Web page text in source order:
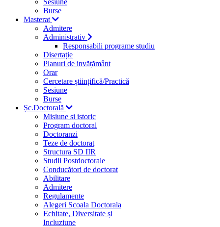
Sesiune
Burse
Masterat
Admitere
Administrativ
Responsabili programe studiu
Disertație
Planuri de invățământ
Orar
Cercetare științifică/Practică
Sesiune
Burse
Șc.Doctorală
Misiune si istoric
Program doctoral
Doctoranzi
Teze de doctorat
Structura SD IIR
Studii Postdoctorale
Conducători de doctorat
Abilitare
Admitere
Regulamente
Alegeri Scoala Doctorala
Echitate, Diversitate și
Incluziune